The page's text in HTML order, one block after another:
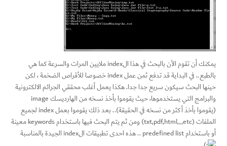
يمكنك أن تقوم الأن بالبحث في هذا الindex ملايين المرات والسرعة كما هي
بالطبع.. في البداية قد تدفع ثمن عمل index خصوصا للأقراص الضخمة ، لكن
حينها البحث سيكون سريع جدا جدا. هكذا يعمل أغلب محققي الجرائم الالكترونية
والبرامج التي يستخدموها، حيث يقوموا بأخذ نسخه من الهارديسك image
(يقوموا بأخذ أكثر من نسخه في الحقيقة).. بعد ذلك يقوموا بعمل index لجميع
الملفات (txt,pdf,html,,,etc) ومن ثم يتم البحث فيها باستخدام keywords معينة
أو باستخدام predefined list .. هذه احدى تطبيقات الindex الجيدة بالمناسبة